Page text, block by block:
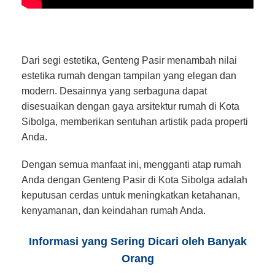
Dari segi estetika, Genteng Pasir menambah nilai
estetika rumah dengan tampilan yang elegan dan
modern. Desainnya yang serbaguna dapat
disesuaikan dengan gaya arsitektur rumah di Kota
Sibolga, memberikan sentuhan artistik pada properti
Anda.
Dengan semua manfaat ini, mengganti atap rumah
Anda dengan Genteng Pasir di Kota Sibolga adalah
keputusan cerdas untuk meningkatkan ketahanan,
kenyamanan, dan keindahan rumah Anda.
Informasi yang Sering Dicari oleh Banyak
Orang